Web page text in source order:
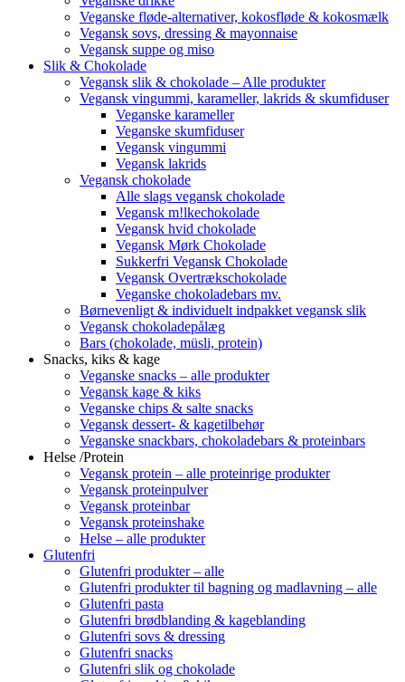
Veganske fløde-alternativer, kokosfløde & kokosmælk
Vegansk sovs, dressing & mayonnaise
Vegansk suppe og miso
Slik & Chokolade
Vegansk slik & chokolade – Alle produkter
Vegansk vingummi, karameller, lakrids & skumfiduser
Veganske karameller
Veganske skumfiduser
Vegansk vingummi
Vegansk lakrids
Vegansk chokolade
Alle slags vegansk chokolade
Vegansk m!lkechokolade
Vegansk hvid chokolade
Vegansk Mørk Chokolade
Sukkerfri Vegansk Chokolade
Vegansk Overtrækschokolade
Veganske chokoladebars mv.
Børnevenligt & individuelt indpakket vegansk slik
Vegansk chokoladepålæg
Bars (chokolade, müsli, protein)
Snacks, kiks & kage
Veganske snacks – alle produkter
Vegansk kage & kiks
Veganske chips & salte snacks
Vegansk dessert- & kagetilbehør
Veganske snackbars, chokoladebars & proteinbars
Helse /Protein
Vegansk protein – alle proteinrige produkter
Vegansk proteinpulver
Vegansk proteinbar
Vegansk proteinshake
Helse – alle produkter
Glutenfri
Glutenfri produkter – alle
Glutenfri produkter til bagning og madlavning – alle
Glutenfri pasta
Glutenfri brødblanding & kageblanding
Glutenfri sovs & dressing
Glutenfri snacks
Glutenfri slik og chokolade